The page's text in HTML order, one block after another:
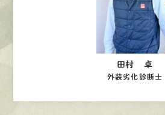
田村 卓
外装劣化診断士